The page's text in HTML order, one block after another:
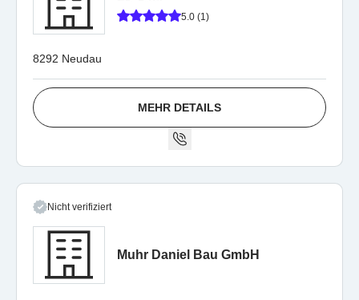
5.0 (1)
8292 Neudau
MEHR DETAILS
Nicht verifiziert
Muhr Daniel Bau GmbH